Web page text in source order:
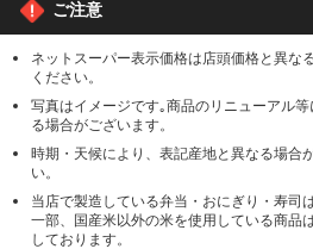
ご注意
ネットスーパー表示価格は店頭価格と異な
ください。
写真はイメージです｡商品のリニューアル
る場合がございます。
時期・天候により、表記産地と異なる場合
い。
当店で製造している弁当・おにぎり・寿司
一部、国産米以外の米を使用している商品
しております。